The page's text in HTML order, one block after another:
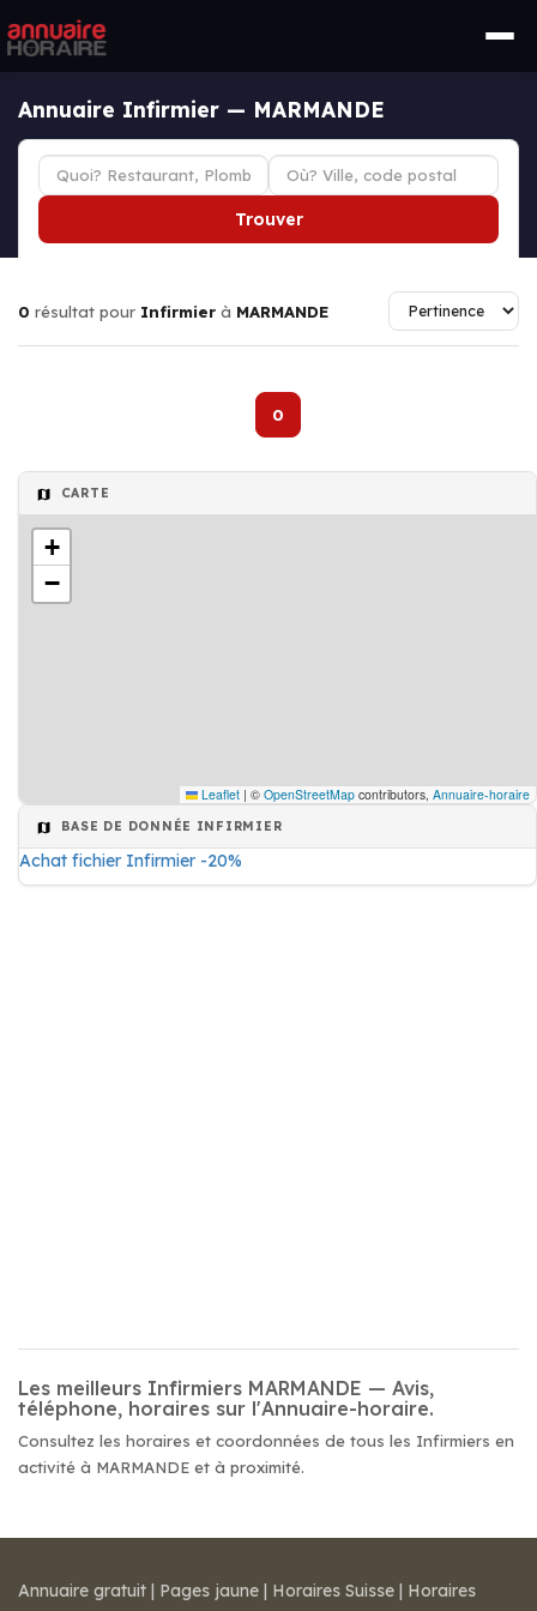
Annuaire Infirmier — MARMANDE
Trouver
0 résultat pour Infirmier à MARMANDE
0
CARTE
+
−
Leaflet | © OpenStreetMap contributors, Annuaire-horaire
BASE DE DONNÉE INFIRMIER
Achat fichier Infirmier -20%
Les meilleurs Infirmiers MARMANDE — Avis,
téléphone, horaires sur l'Annuaire-horaire.
Consultez les horaires et coordonnées de tous les Infirmiers en
activité à MARMANDE et à proximité.
Annuaire gratuit | Pages jaune | Horaires Suisse | Horaires